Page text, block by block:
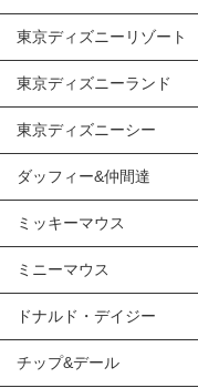
東京ディズニーリゾート
東京ディズニーランド
東京ディズニーシー
ダッフィー&仲間達
ミッキーマウス
ミニーマウス
ドナルド・デイジー
チップ&デール